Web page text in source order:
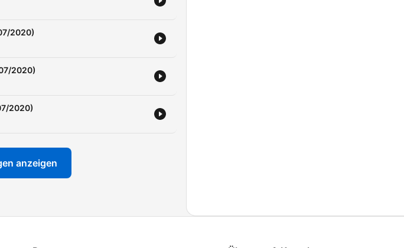
2020)
2020)
2020)
anzeigen